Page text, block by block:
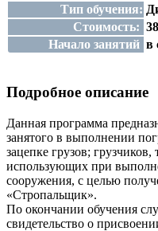
Тип обучения:
Стоимость:
Начало занятий в
Подробное описание
Данная программа
занятого в выполнении
зацепке грузов;
использующих при
сооружения, с целью
«Стропальщик».
По окончании обучения
свидетельство о